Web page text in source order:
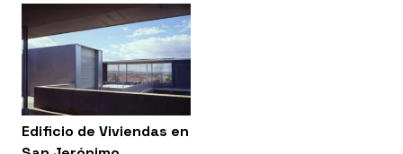
Edificio de Viviendas en